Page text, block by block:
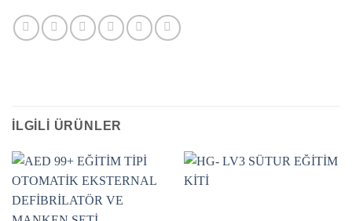
İLGILI ÜRÜNLER